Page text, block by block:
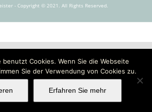
- Copyright © 2021. All Rights Reserved.
benutzt Cookies. Wenn Sie die Webseite
Sie der Verwendung von Cookies zu.
Erfahren Sie mehr